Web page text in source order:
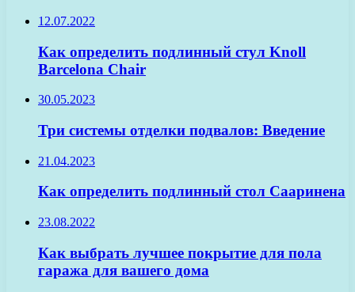
12.07.2022
Как определить подлинный стул Knoll
Barcelona Chair
30.05.2023
Три системы отделки подвалов: Введение
21.04.2023
Как определить подлинный стол Сааринена
23.08.2022
Как выбрать лучшее покрытие для пола
гаража для вашего дома